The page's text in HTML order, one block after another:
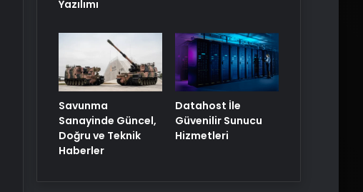
Yazılımı
Savunma
Sanayinde Güncel,
Doğru ve Teknik
Haberler
Datahost İle
Güvenilir Sunucu
Hizmetleri